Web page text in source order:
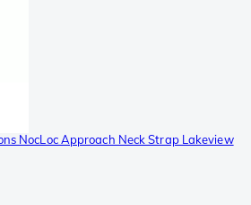
NocLoc Approach Neck Strap Lakeview